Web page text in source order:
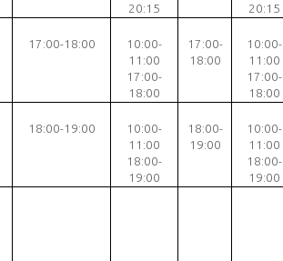
20:15
20:15
17:00-18:00
10:00-
11:00
17:00-
18:00
17:00-
18:00
10:00-
11:00
17:00-
18:00
18:00-19:00
10:00-
11:00
18:00-
19:00
18:00-
19:00
10:00-
11:00
18:00-
19:00